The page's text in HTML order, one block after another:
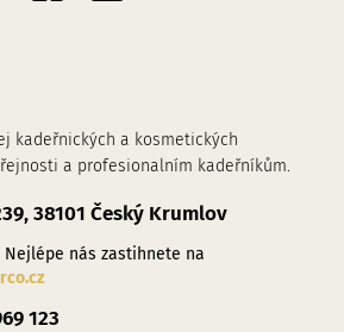
kadeřnických a kosmetických
a profesionalním kadeřníkům.
38101 Český Krumlov
Nejlépe nás zastihnete na
123